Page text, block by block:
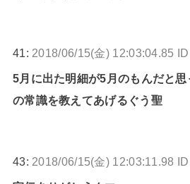
41: 2018/06/15(金) 12:03:04.85
5月に出た明細が5月のもんだと
の常識を教えてあげるぐう聖
43: 2018/06/15(金) 12:03:11.98